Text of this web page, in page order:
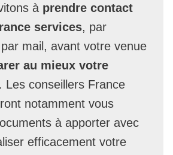
à prendre contact
services, par
mail, avant votre venue
au mieux votre
. Les conseillers France
notamment vous
à apporter avec
efficacement votre